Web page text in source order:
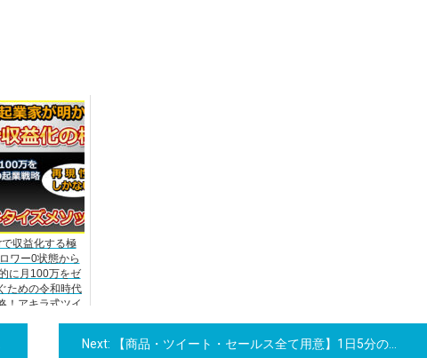
で収益化する極
ワー0状態から
に月100万をゼ
ための令和時代
！アキラ式ツイ
Next: 【商品・ツイート・セールス全て用意】1日5分の簡単作業で月3万円オーバーの稼ぎを実現！難しい作業を完全排除した誰でも楽に作れるツイッターを使った自動化の仕組みをプレゼントします！